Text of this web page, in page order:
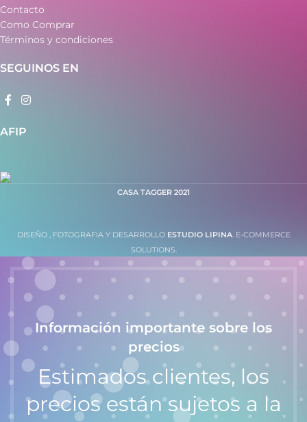
Contacto
Como Comprar
Términos y condiciones
SEGUINOS EN
AFIP
CASA TAGGER 2021
DISEÑO , FOTOGRAFIA Y DESARROLLO ESTUDIO LIPINA. E-COMMERCE
SOLUTIONS.
Información importante sobre los
precios
Estimados clientes, los
precios están sujetos a la